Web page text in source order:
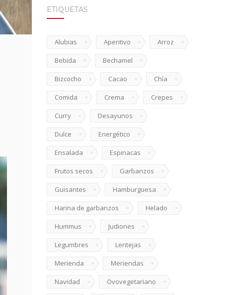
ETIQUETAS
Alubias Aperitivo Arroz
Bebida Bechamel
Bizcocho Cacao Chía
Comida Crema Crepes
Curry Desayunos
Dulce Energético
Ensalada Espinacas
Frutos secos Garbanzos
Guisantes Hamburguesa
Harina de garbanzos Helado
Hummus Judiones
Legumbres Lentejas
Merienda Meriendas
Navidad Ovovegetariano